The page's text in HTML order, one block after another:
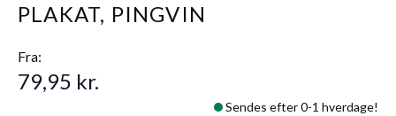
PLAKAT, PINGVIN
Fra:
79,95 kr.
Sendes efter 0-1 hverdage!